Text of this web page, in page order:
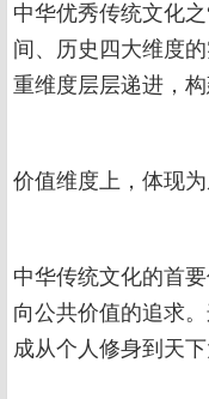
中华优秀传统文化
间、历史四大维度
重维度层层递进，构
价值维度上，体现
中华传统文化的首
向公共价值的追求
成从个人修身到天